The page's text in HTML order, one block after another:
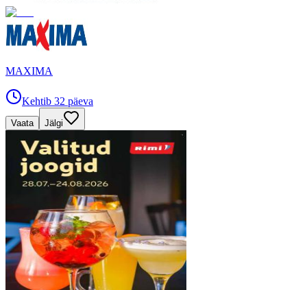
MAXIMA
Kehtib 32 päeva
Vaata Jälgi